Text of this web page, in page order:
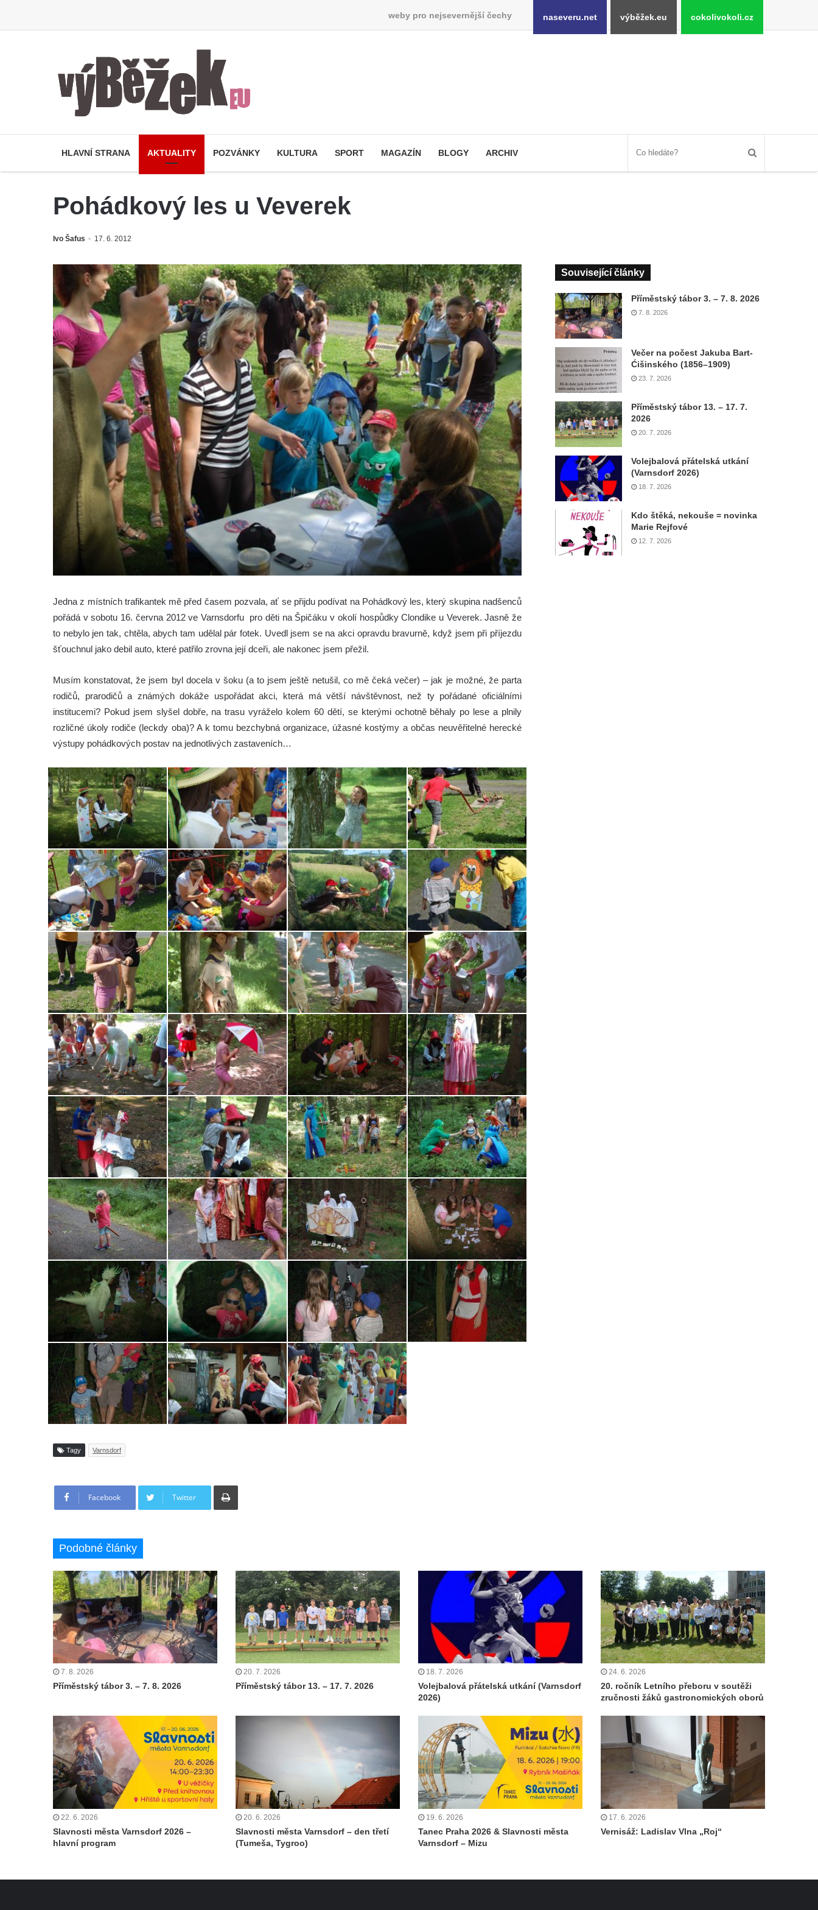
weby pro nejsevernější čechy naseveru.net výběžek.eu cokolivokoli.cz
HLAVNÍ STRANA AKTUALITY POZVÁNKY KULTURA SPORT MAGAZÍN BLOGY ARCHIV
Pohádkový les u Veverek
Ivo Šafus 17. 6. 2012
Jedna z místních trafikantek mě před časem pozvala, ať se přijdu podívat na Pohádkový les, který skupina nadšenců
pořádá v sobotu 16. června 2012 ve Varnsdorfu pro děti na Špičáku v okolí hospůdky Clondike u Veverek. Jasně že
to nebylo jen tak, chtěla, abych tam udělal pár fotek. Uvedl jsem se na akci opravdu bravurně, když jsem při příjezdu
šťouchnul jako debil auto, které patřilo zrovna její dceři, ale nakonec jsem přežil.
Musím konstatovat, že jsem byl docela v šoku (a to jsem ještě netušil, co mě čeká večer) – jak je možné, že parta
rodičů, prarodičů a známých dokáže uspořádat akci, která má větší návštěvnost, než ty pořádané oficiálními
institucemi? Pokud jsem slyšel dobře, na trasu vyráželo kolem 60 dětí, se kterými ochotně běhaly po lese a plnily
rozličné úkoly rodiče (leckdy oba)? A k tomu bezchybná organizace, úžasné kostýmy a občas neuvěřitelné herecké
výstupy pohádkových postav na jednotlivých zastaveních…
Tagy Varnsdorf
Facebook Twitter
Tisknout
Související články
Příměstský tábor 3. – 7. 8. 2026
7. 8. 2026
Večer na počest Jakuba Bart-
Ćišinského (1856–1909)
23. 7. 2026
Příměstský tábor 13. – 17. 7.
2026
20. 7. 2026
Volejbalová přátelská utkání
(Varnsdorf 2026)
18. 7. 2026
Kdo štěká, nekouše = novinka
Marie Rejfové
12. 7. 2026
Podobné články
7. 8. 2026
Příměstský tábor 3. – 7. 8. 2026
20. 7. 2026
Příměstský tábor 13. – 17. 7. 2026
18. 7. 2026
Volejbalová přátelská utkání (Varnsdorf
2026)
24. 6. 2026
20. ročník Letního přeboru v soutěži
zručnosti žáků gastronomických oborů
22. 6. 2026
Slavnosti města Varnsdorf 2026 –
hlavní program
20. 6. 2026
Slavnosti města Varnsdorf – den třetí
(Tumeša, Tygroo)
19. 6. 2026
Tanec Praha 2026 & Slavnosti města
Varnsdorf – Mizu
17. 6. 2026
Vernisáž: Ladislav Vlna „Roj“